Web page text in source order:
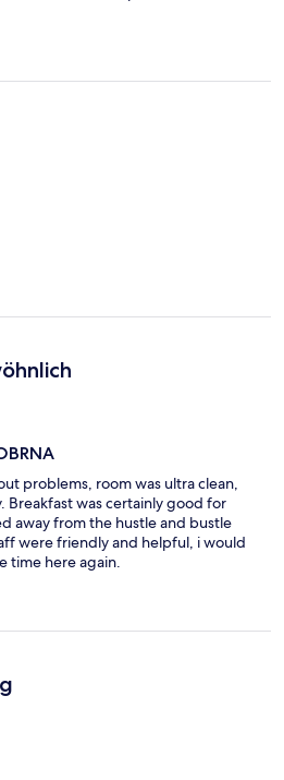
problems, room was ultra clean,
Breakfast was certainly good for
away from the hustle and bustle
were friendly and helpful, i would
time here again.